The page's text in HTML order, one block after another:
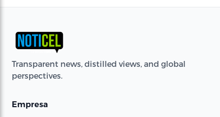
Transparent news, distilled views, and global
perspectives.
Empresa